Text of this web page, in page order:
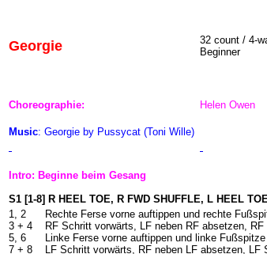
Georgie
32 count / 4-
Beginner
Choreographie: Helen Owen
Music: Georgie by Pussycat (Toni Wille)
Intro: Beginne beim Gesang
S1 [1-8] R HEEL TOE, R FWD SHUFFLE, L HEEL
1, 2
3 + 4
5, 6
7 + 8
Rechte Ferse vorne auftippen und rechte
RF Schritt vorwärts, LF neben RF absetzen,
Linke Ferse vorne auftippen und linke
LF Schritt vorwärts, RF neben LF absetzen, LF